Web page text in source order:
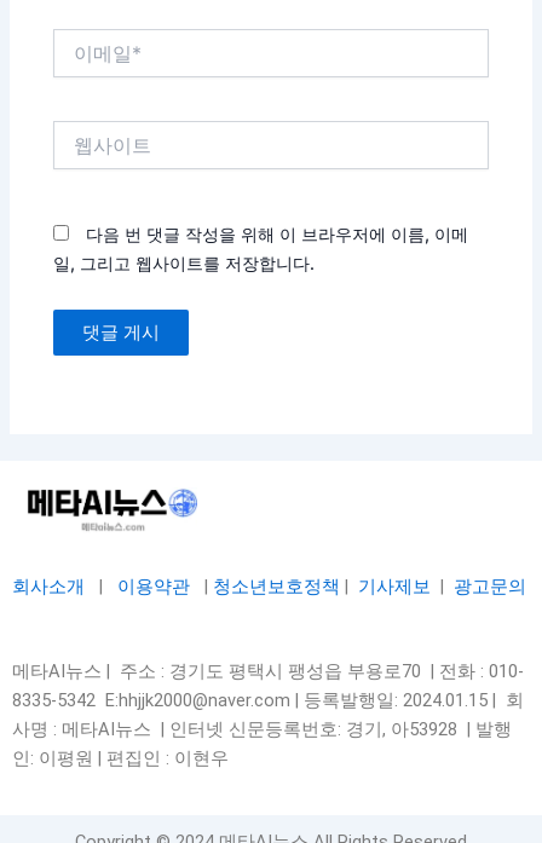
다음 번 댓글 작성을 위해 이 브라우저에 이름, 이메
일, 그리고 웹사이트를 저장합니다.
회사소개 이용약관 청소년보호정책 기사제보 광고문의
메타AI뉴스 | 주소 : 경기도 평택시 팽성읍 부용로70 | 전화 : 010-
8335-5342 E:hhjjk2000@naver.com | 등록발행일: 2024.01.15 | 회
사명 : 메타AI뉴스 | 인터넷 신문등록번호: 경기, 아53928 | 발행
인: 이평원 | 편집인 : 이현우